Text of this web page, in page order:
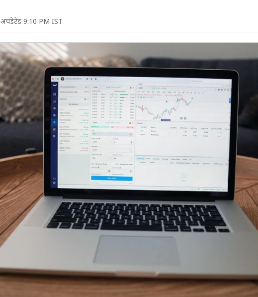
अपडेटेड 9:10 PM IST